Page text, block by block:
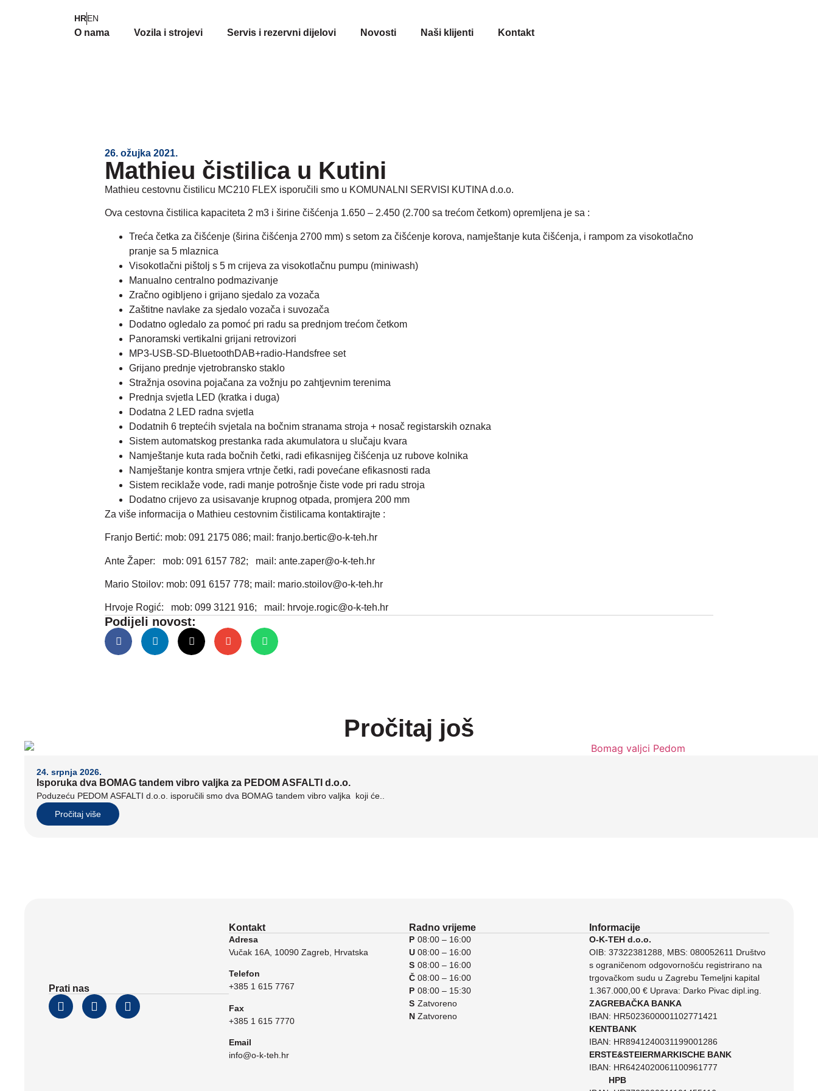
HREN
O nama Vozila i strojevi Servis i rezervni dijelovi Novosti Naši klijenti Kontakt
26. ožujka 2021.
Mathieu čistilica u Kutini
Mathieu cestovnu čistilicu MC210 FLEX isporučili smo u KOMUNALNI SERVISI KUTINA d.o.o.
Ova cestovna čistilica kapaciteta 2 m3 i širine čišćenja 1.650 – 2.450 (2.700 sa trećom četkom) opremljena je sa :
Treća četka za čišćenje (širina čišćenja 2700 mm) s setom za čišćenje korova, namještanje kuta čišćenja, i rampom za visokotlačno
pranje sa 5 mlaznica
Visokotlačni pištolj s 5 m crijeva za visokotlačnu pumpu (miniwash)
Manualno centralno podmazivanje
Zračno ogibljeno i grijano sjedalo za vozača
Zaštitne navlake za sjedalo vozača i suvozača
Dodatno ogledalo za pomoć pri radu sa prednjom trećom četkom
Panoramski vertikalni grijani retrovizori
MP3-USB-SD-BluetoothDAB+radio-Handsfree set
Grijano prednje vjetrobransko staklo
Stražnja osovina pojačana za vožnju po zahtjevnim terenima
Prednja svjetla LED (kratka i duga)
Dodatna 2 LED radna svjetla
Dodatnih 6 treptećih svjetala na bočnim stranama stroja + nosač registarskih oznaka
Sistem automatskog prestanka rada akumulatora u slučaju kvara
Namještanje kuta rada bočnih četki, radi efikasnijeg čišćenja uz rubove kolnika
Namještanje kontra smjera vrtnje četki, radi povećane efikasnosti rada
Sistem reciklaže vode, radi manje potrošnje čiste vode pri radu stroja
Dodatno crijevo za usisavanje krupnog otpada, promjera 200 mm
Za više informacija o Mathieu cestovnim čistilicama kontaktirajte :
Franjo Bertić: mob: 091 2175 086; mail: franjo.bertic@o-k-teh.hr
Ante Žaper: mob: 091 6157 782; mail: ante.zaper@o-k-teh.hr
Mario Stoilov: mob: 091 6157 778; mail: mario.stoilov@o-k-teh.hr
Hrvoje Rogić: mob: 099 3121 916; mail: hrvoje.rogic@o-k-teh.hr
Podijeli novost:
Pročitaj još
24. srpnja 2026.
Isporuka dva BOMAG tandem vibro valjka za PEDOM ASFALTI d.o.o.
Poduzeću PEDOM ASFALTI d.o.o. isporučili smo dva BOMAG tandem vibro valjka koji će..
Pročitaj više
Prati nas
Kontakt
Adresa
Vučak 16A, 10090 Zagreb, Hrvatska
Telefon
+385 1 615 7767
Fax
+385 1 615 7770
Email
info@o-k-teh.hr
Radno vrijeme
P
U
S
Č
P
S
N
08:00 – 16:00
08:00 – 16:00
08:00 – 16:00
08:00 – 16:00
08:00 – 15:30
Zatvoreno
Zatvoreno
Informacije
O-K-TEH d.o.o.
OIB: 37322381288, MBS: 080052611 Društvo
s ograničenom odgovornošću registrirano na
trgovačkom sudu u Zagrebu Temeljni kapital
1.367.000,00 € Uprava: Darko Pivac dipl.ing.
ZAGREBAČKA BANKA
IBAN: HR5023600001102771421
KENTBANK
IBAN: HR8941240031199001286
ERSTE&STEIERMARKISCHE BANK
IBAN: HR6424020061100961777
HPB